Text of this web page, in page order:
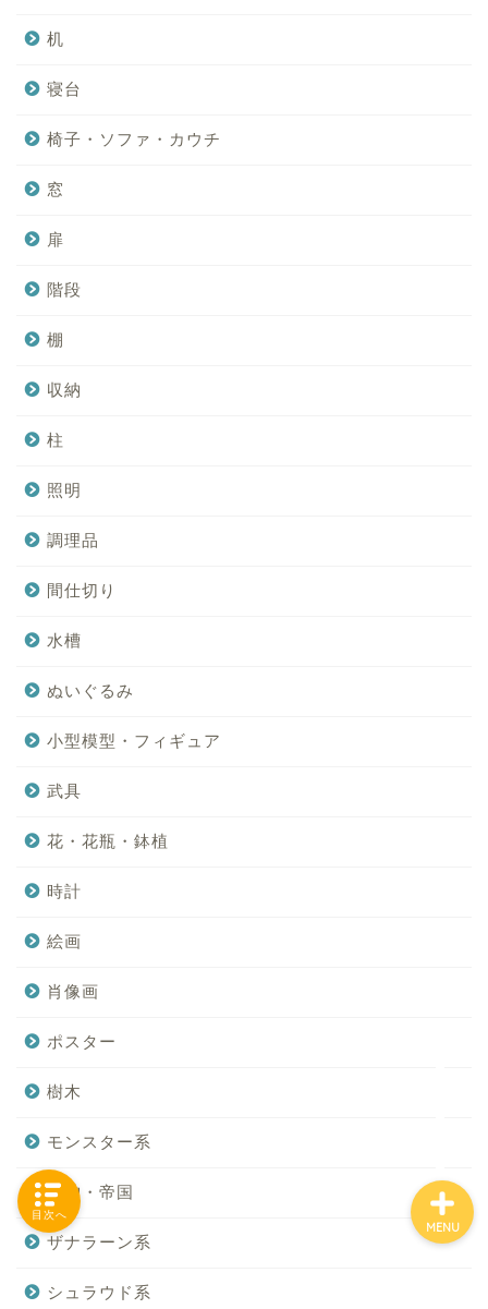
机
寝台
椅子・ソファ・カウチ
窓
扉
階段
棚
収納
柱
照明
調理品
間仕切り
水槽
ぬいぐるみ
小型模型・フィギュア
武具
花・花瓶・鉢植
時計
絵画
肖像画
ポスター
樹木
モンスター系
蛮神・帝国
ザナラーン系
シュラウド系
MENU
目次へ